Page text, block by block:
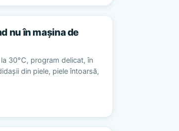
nu în mașina de
30°C, program delicat, în
din piele, piele întoarsă,